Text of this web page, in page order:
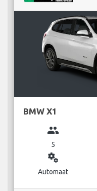
BMW X1
group
5
miscellaneous_services
Automaat